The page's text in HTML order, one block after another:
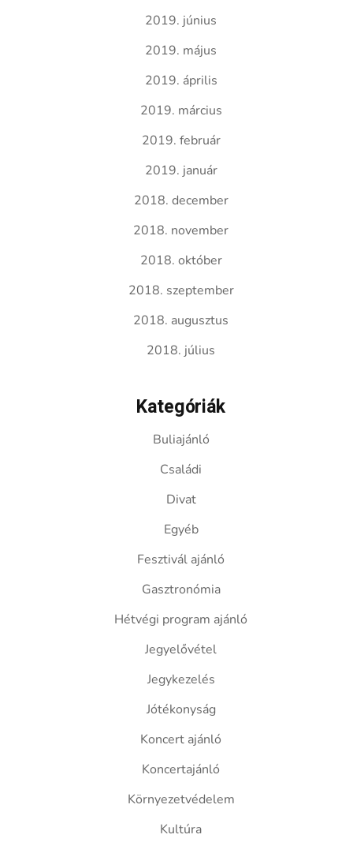
2019. június
2019. május
2019. április
2019. március
2019. február
2019. január
2018. december
2018. november
2018. október
2018. szeptember
2018. augusztus
2018. július
Kategóriák
Buliajánló
Családi
Divat
Egyéb
Fesztivál ajánló
Gasztronómia
Hétvégi program ajánló
Jegyelővétel
Jegykezelés
Jótékonyság
Koncert ajánló
Koncertajánló
Környezetvédelem
Kultúra